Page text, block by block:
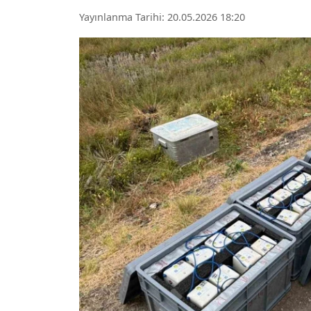
Yayınlanma Tarihi: 20.05.2026 18:20